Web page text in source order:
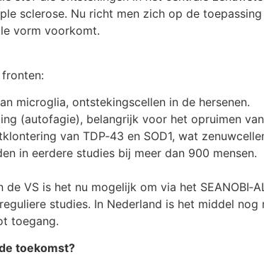
sclerose. Nu richt men zich op de
vorm voorkomt.
microglia, ontstekingscellen in de hersenen.
(autofagie), belangrijk voor het opruimen
van TDP‑43 en SOD1, wat
in eerdere studies bij meer dan 900 mensen.
de VS is het nu mogelijk om via het
studies. In Nederland is het middel
toegang.
toekomst?